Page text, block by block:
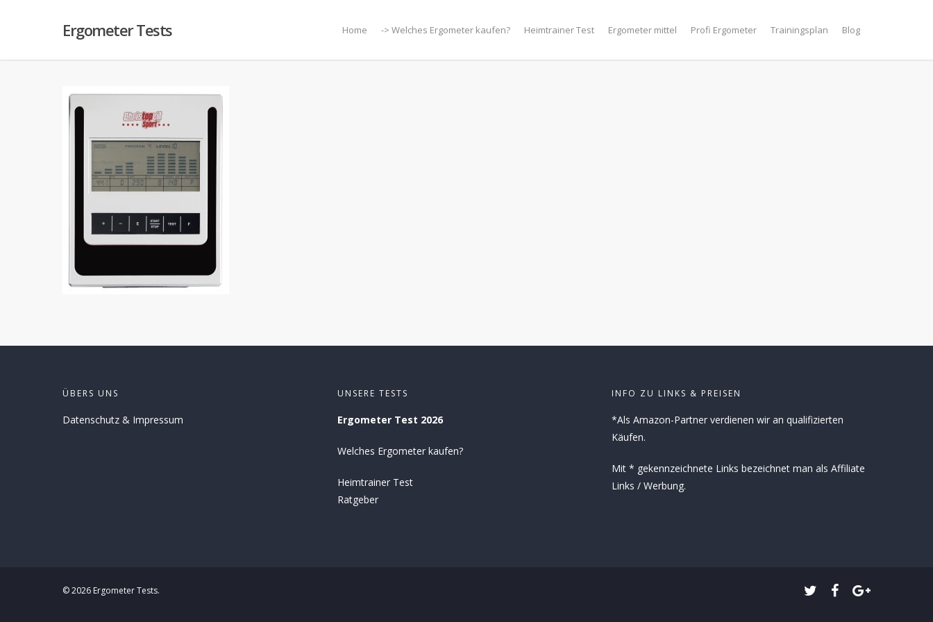
Ergometer Tests Home -> Welches Ergometer kaufen? Heimtrainer Test Ergometer mittel Profi Ergometer Trainingsplan Blog
ÜBERS UNS
Datenschutz & Impressum
UNSERE TESTS
Ergometer Test 2026
Welches Ergometer kaufen?
Heimtrainer Test
Ratgeber
INFO ZU LINKS & PREISEN
*Als Amazon-Partner verdienen wir an qualifizierten
Käufen.
Mit * gekennzeichnete Links bezeichnet man als Affiliate
Links / Werbung.
© 2026 Ergometer Tests.